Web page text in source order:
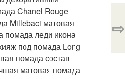
Chanel Rouge
Millebaci матовая
помада леди икона
под помада Long
помада состав
матовая помада
⇨